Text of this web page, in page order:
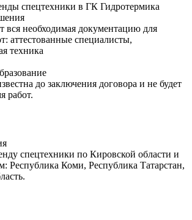
спецтехники в ГК Гидротермика
вся необходимая документацию для
аттестованные специалисты,
техника
до заключения договора и не будет
работ.
спецтехники по Кировской области и
Республика Коми, Республика Татарстан,